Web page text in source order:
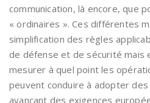
communication, là encore, que
« ordinaires ». Ces différentes
simplification des règles
de défense et de sécurité mais
mesurer à quel point les
peuvent conduire à adopter
avançant des exigences